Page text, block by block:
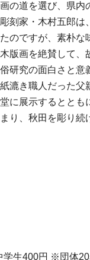
の道を選び、県
刻家・木村五郎
のですが、素朴
版画を絶賛して
研究の面白さと
漉き職人だった父
に展示するとと
り、秋田を彫り
生400円 ※団体20